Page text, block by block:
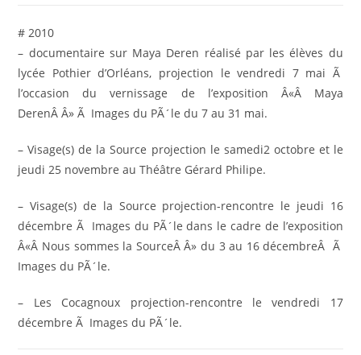
# 2010
– documentaire sur Maya Deren réalisé par les élèves du
lycée Pothier d’Orléans, projection le vendredi 7 mai Ã
l’occasion du vernissage de l’exposition Â«Â Maya
DerenÂ Â» Ã Images du PÃ´le du 7 au 31 mai.
– Visage(s) de la Source projection le samedi2 octobre et le
jeudi 25 novembre au Théâtre Gérard Philipe.
– Visage(s) de la Source projection-rencontre le jeudi 16
décembre Ã Images du PÃ´le dans le cadre de l’exposition
Â«Â Nous sommes la SourceÂ Â» du 3 au 16 décembreÂ Ã
Images du PÃ´le.
– Les Cocagnoux projection-rencontre le vendredi 17
décembre Ã Images du PÃ´le.